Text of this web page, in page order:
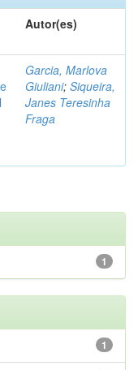
Autor(es)
Garcia, Marlova
Giuliani; Siqueira,
Janes Teresinha
Fraga
1
1